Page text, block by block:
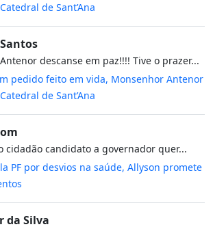
de Sant’Ana
descanse em paz!!!! Tive o prazer...
pedido feito em vida, Monsenhor Antenor
de Sant’Ana
cidadão candidato a governador quer...
PF por desvios na saúde, Allyson promete
da Silva